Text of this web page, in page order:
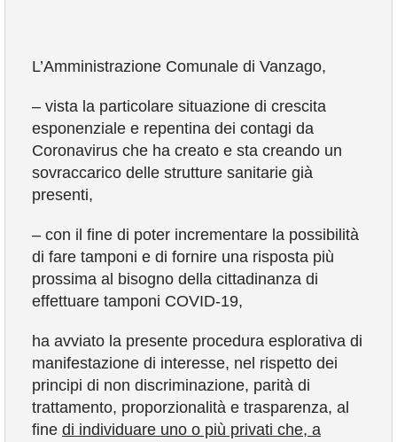
L’Amministrazione Comunale di Vanzago,
– vista la particolare situazione di crescita
esponenziale e repentina dei contagi da
Coronavirus che ha creato e sta creando un
sovraccarico delle strutture sanitarie già
presenti,
– con il fine di poter incrementare la possibilità
di fare tamponi e di fornire una risposta più
prossima al bisogno della cittadinanza di
effettuare tamponi COVID-19,
ha avviato la presente procedura esplorativa di
manifestazione di interesse, nel rispetto dei
principi di non discriminazione, parità di
trattamento, proporzionalità e trasparenza, al
fine di individuare uno o più privati che, a